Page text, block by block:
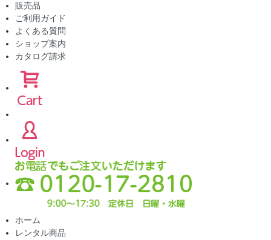
販売品
ご利用ガイド
よくある質問
ショップ案内
カタログ請求
ホーム
レンタル商品